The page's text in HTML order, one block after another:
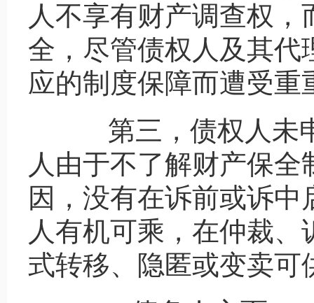
人不享有财产调查权
全，尽管债权人及其代
应的制度保障而遭受重
第三，债权人未申
人由于不了解财产保
因，没有在诉前或诉
人有机可乘，在仲裁
式转移、隐匿或变卖可